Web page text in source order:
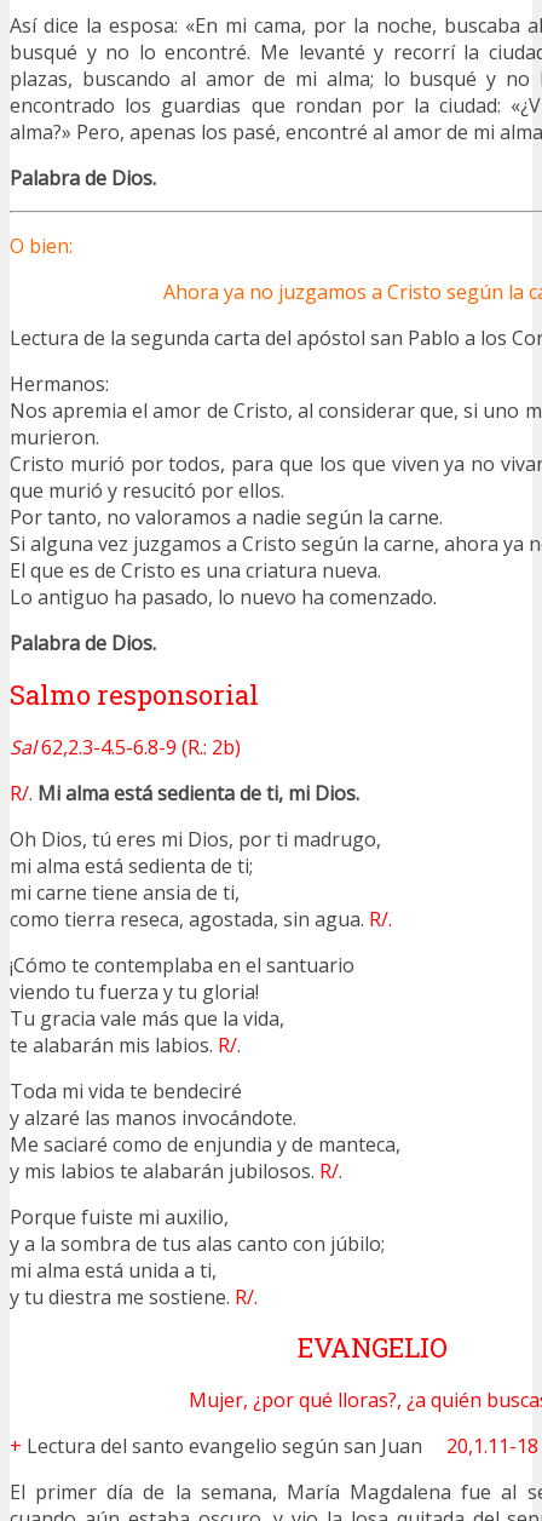
Así dice la esposa: «En mi cama, por la noche, buscaba
busqué y no lo encontré. Me levanté y recorrí la
plazas, buscando al amor de mi alma; lo busqué y
encontrado los guardias que rondan por la ciudad:
alma?» Pero, apenas los pasé, encontré al amor de mi
Palabra de Dios.
O bien:
Ahora ya no juzgamos a Cristo según la
Lectura de la segunda carta del apóstol san Pablo a los
Hermanos:
Nos apremia el amor de Cristo, al considerar que, si uno
murieron.
Cristo murió por todos, para que los que viven ya no
que murió y resucitó por ellos.
Por tanto, no valoramos a nadie según la carne.
Si alguna vez juzgamos a Cristo según la carne, ahora ya
El que es de Cristo es una criatura nueva.
Lo antiguo ha pasado, lo nuevo ha comenzado.
Palabra de Dios.
Salmo responsorial
Sal62,2.3-4.5-6.8-9 (R.: 2b)
R/. Mi alma está sedienta de ti, mi Dios.
Oh Dios, tú eres mi Dios, por ti madrugo,
mi alma está sedienta de ti;
mi carne tiene ansia de ti,
como tierra reseca, agostada, sin agua. R/.
¡Cómo te contemplaba en el santuario
viendo tu fuerza y tu gloria!
Tu gracia vale más que la vida,
te alabarán mis labios. R/.
Toda mi vida te bendeciré
y alzaré las manos invocándote.
Me saciaré como de enjundia y de manteca,
y mis labios te alabarán jubilosos. R/.
Porque fuiste mi auxilio,
y a la sombra de tus alas canto con júbilo;
mi alma está unida a ti,
y tu diestra me sostiene. R/.
EVANGELIO
Mujer, ¿por qué lloras?, ¿a quién
+ Lectura del santo evangelio según san Juan 20,1.11-18
El primer día de la semana, María Magdalena fue al